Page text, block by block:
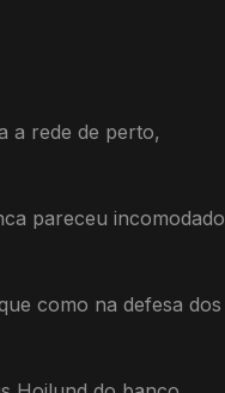
a rede de perto,
pareceu incomodado
como na defesa dos